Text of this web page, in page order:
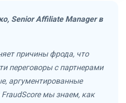
Senior Affiliate Manager в
причины фрода, что
переговоры с партнерами
аргументированные
мы знаем, как